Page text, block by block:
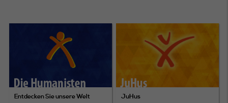
Entdecken Sie unsere Welt JuHus